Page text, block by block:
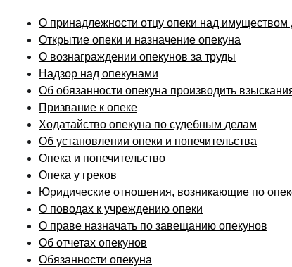
О принадлежности отцу опеки над имуществом
Открытие опеки и назначение опекуна
О вознаграждении опекунов за труды
Надзор над опекунами
Об обязанности опекуна производить
Призвание к опеке
Ходатайство опекуна по судебным делам
Об установлении опеки и попечительства
Опека и попечительство
Опека у греков
Юридические отношения, возникающие по
О поводах к учреждению опеки
О праве назначать по завещанию опекунов
Об отчетах опекунов
Обязанности опекуна